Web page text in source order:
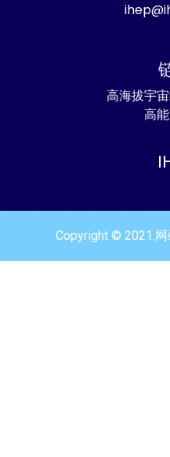
高海拔宇
高
Copyright © 2021.